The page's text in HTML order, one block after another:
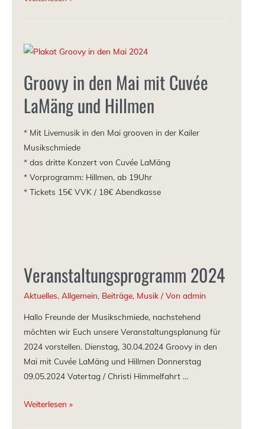
Groovy in den Mai mit Cuvée
LaMäng und Hillmen
* Mit Livemusik in den Mai grooven in der Kailer
Musikschmiede
* das dritte Konzert von Cuvée LaMäng
* Vorprogramm: Hillmen, ab 19Uhr
* Tickets 15€ VVK / 18€ Abendkasse
Veranstaltungsprogramm 2024
Aktuelles, Allgemein, Beiträge, Musik / Von admin
Hallo Freunde der Musikschmiede, nachstehend
möchten wir Euch unsere Veranstaltungsplanung für
2024 vorstellen. Dienstag, 30.04.2024 Groovy in den
Mai mit Cuvée LaMäng und Hillmen Donnerstag
09.05.2024 Vatertag / Christi Himmelfahrt …
Weiterlesen »